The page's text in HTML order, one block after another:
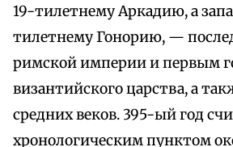
19-тилетнему Аркадию, а
тилетнему Гонорию, —
римской империи и первым
византийского царства, а
средних веков. 395-ый год
хронологическим пунктом